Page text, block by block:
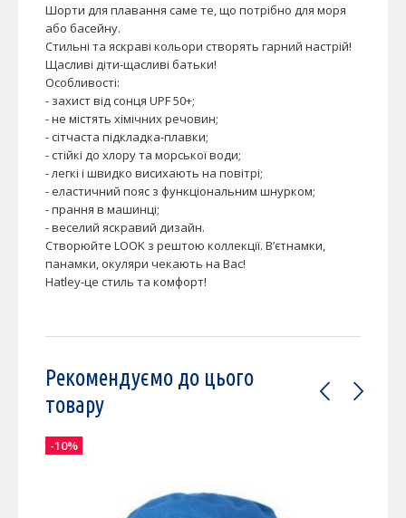
Шорти для плавання саме те, що потрібно для моря
або басейну.
Стильні та яскраві кольори створять гарний настрій!
Щасливі діти-щасливі батьки!
Особливості:
- захист від сонця UPF 50+;
- не містять хімічних речовин;
- сітчаста підкладка-плавки;
- стійкі до хлору та морської води;
- легкі і швидко висихають на повітрі;
- еластичний пояс з функціональним шнурком;
- прання в машинці;
- веселий яскравий дизайн.
Створюйте LOOK з рештою коллекції. В’єтнамки,
панамки, окуляри чекають на Вас!
Hatley-це стиль та комфорт!
Рекомендуємо до цього
товару
-10%